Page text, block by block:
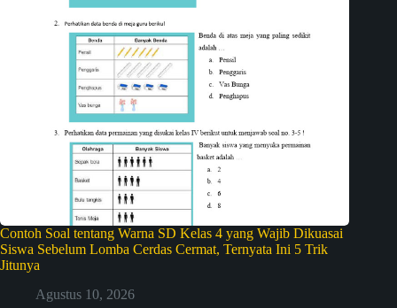
Contoh Soal tentang Warna SD Kelas 4 yang Wajib Dikuasai
Siswa Sebelum Lomba Cerdas Cermat, Ternyata Ini 5 Trik
Jitunya
Agustus 10, 2026